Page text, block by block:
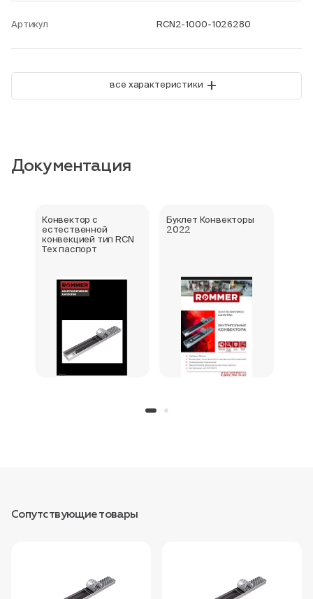
Артикул RCN2-1000-1026280
все характеристики +
Документация
Конвектор с
естественной
конвекцией тип RCN
Тех паспорт
Буклет Конвекторы
2022
Сопутствующие товары